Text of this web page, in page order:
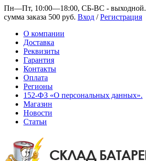
Пн—Пт, 10:00—18:00, СБ-ВС - выходной.
сумма заказа 500 руб. Вход /Регистрация
О компании
Доставка
Реквизиты
Гарантия
Контакты
Оплата
Регионы
152-ФЗ «О персональных данных».
Магазин
Новости
Статьи